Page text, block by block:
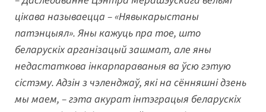
цікава называецца – «Нявыкарыстаны
патэнцыял». Яны кажуць пра тое, што
беларускіх арганізацый зашмат, але яны
недастаткова інкарпараваныя ва ўсю гэтую
сістэму. Адзін з чэленджаў, які на сённяшні дзень
мы маем, – гэта акурат інтэграцыя беларускіх